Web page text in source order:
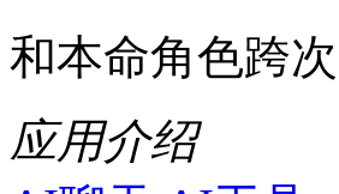
和本命角色跨
应用介绍